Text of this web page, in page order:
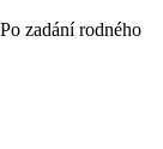
zadání rodného